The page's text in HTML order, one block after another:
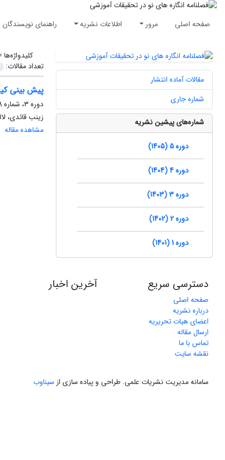
صفحه اصلی مرور اطلاعات نشریه راهنمای نویسندگان
تعداد مقالات:
پیش بینی
دوره 3، شماره 8، تابستان 1403، صفحه
زینب قائدی،
مشاهده مقاله
مقالات آماده انتشار
شماره جاری
شماره‌های پیشین نشریه
دوره 5 (1405)
دوره 4 (1404)
دوره 3 (1403)
دوره 2 (1402)
دوره 1 (1401)
دسترسی سریع
صفحه اصلی
درباره نشریه
اعضای هیات تحریریه
ارسال مقاله
تماس با ما
نقشه سایت
آخرین اخبار
سامانه مدیریت نشریات علمی. طراحی و پیاده سازی از سیناوب